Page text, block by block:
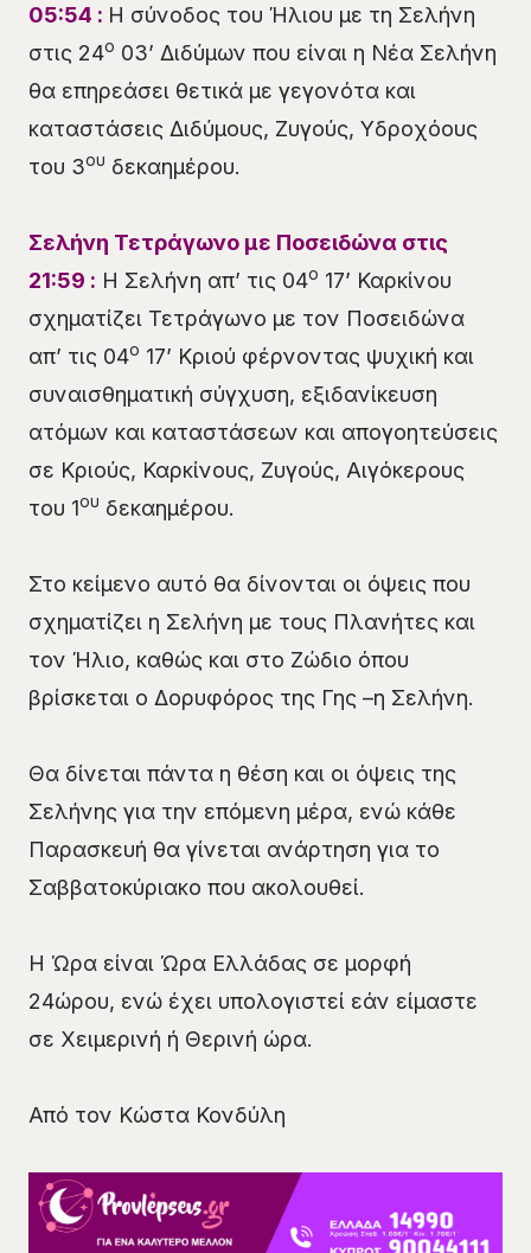
05:54 : Η σύνοδος του Ήλιου με τη Σελήνη
στις 24ο 03’ Διδύμων που είναι η Νέα Σελήνη
θα επηρεάσει θετικά με γεγονότα και
καταστάσεις Διδύμους, Ζυγούς, Υδροχόους
του 3ου δεκαημέρου.
Σελήνη Τετράγωνο με Ποσειδώνα στις
21:59 : Η Σελήνη απ’ τις 04ο 17’ Καρκίνου
σχηματίζει Τετράγωνο με τον Ποσειδώνα
απ’ τις 04ο 17’ Κριού φέρνοντας ψυχική και
συναισθηματική σύγχυση, εξιδανίκευση
ατόμων και καταστάσεων και απογοητεύσεις
σε Κριούς, Καρκίνους, Ζυγούς, Αιγόκερους
του 1ου δεκαημέρου.
Στο κείμενο αυτό θα δίνονται οι όψεις που
σχηματίζει η Σελήνη με τους Πλανήτες και
τον Ήλιο, καθώς και στο Ζώδιο όπου
βρίσκεται ο Δορυφόρος της Γης –η Σελήνη.
Θα δίνεται πάντα η θέση και οι όψεις της
Σελήνης για την επόμενη μέρα, ενώ κάθε
Παρασκευή θα γίνεται ανάρτηση για το
Σαββατοκύριακο που ακολουθεί.
Η Ώρα είναι Ώρα Ελλάδας σε μορφή
24ώρου, ενώ έχει υπολογιστεί εάν είμαστε
σε Χειμερινή ή Θερινή ώρα.
Από τον Κώστα Κονδύλη